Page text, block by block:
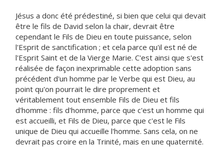
Jésus a donc été prédestiné, si bien que celui qui devait
être le fils de David selon la chair, devrait être
cependant le Fils de Dieu en toute puissance, selon
l'Esprit de sanctification ; et cela parce qu'il est né de
l'Esprit Saint et de la Vierge Marie. C'est ainsi que s'est
réalisée de façon inexprimable cette adoption sans
précédent d'un homme par le Verbe qui est Dieu, au
point qu'on pourrait le dire proprement et
véritablement tout ensemble Fils de Dieu et fils
d'homme : fils d'homme, parce que c'est un homme qui
est accueilli, et Fils de Dieu, parce que c'est le Fils
unique de Dieu qui accueille l'homme. Sans cela, on ne
devrait pas croire en la Trinité, mais en une quaternité.